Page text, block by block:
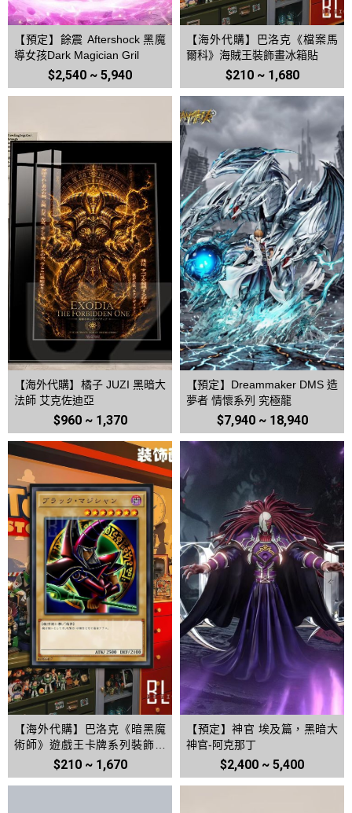
【預定】餘震 Aftershock 黑魔
導女孩Dark Magician Gril
$2,540 ~ 5,940
【海外代購】巴洛克《檔案馬
爾科》海賊王裝飾畫冰箱貼
$210 ~ 1,680
【海外代購】橘子 JUZI 黑暗大
法師 艾克佐迪亞
$960 ~ 1,370
【預定】Dreammaker DMS 造
夢者 情懷系列 究極龍
$7,940 ~ 18,940
【海外代購】巴洛克《暗黑魔
術師》遊戲王卡牌系列裝飾畫
$210 ~ 1,670
【預定】神官 埃及篇，黑暗大
神官-阿克那丁
$2,400 ~ 5,400